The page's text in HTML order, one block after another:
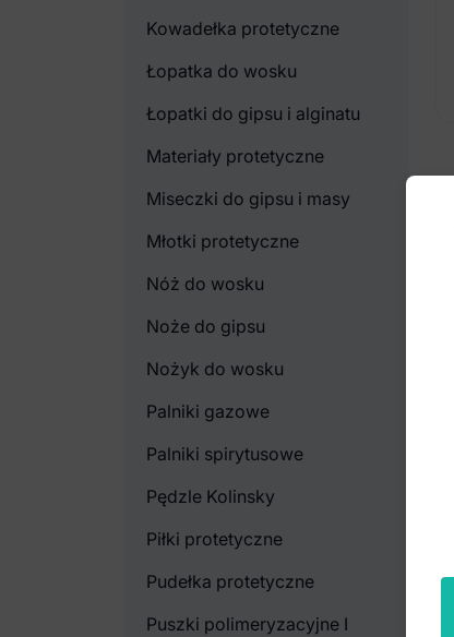
Kowadełka protetyczne
Łopatka do wosku
Łopatki do gipsu i alginatu
Materiały protetyczne
Miseczki do gipsu i masy
Młotki protetyczne
Nóż do wosku
Noże do gipsu
Nożyk do wosku
Palniki gazowe
Palniki spirytusowe
Pędzle Kolinsky
Piłki protetyczne
Pudełka protetyczne
Puszki polimeryzacyjne I